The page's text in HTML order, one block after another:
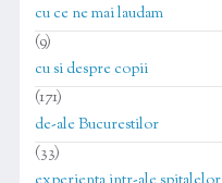
cu ce ne mai laudam
(9)
cu si despre copii
(171)
de-ale Bucurestilor
(33)